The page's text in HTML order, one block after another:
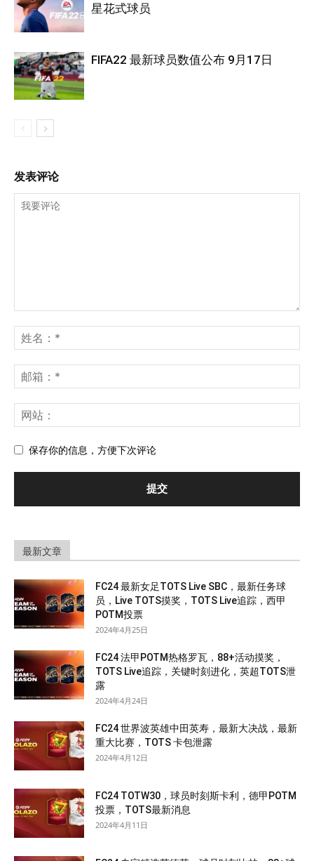
星花式球员
FIFA22 最新球员数值公布 9月17日
发表评论
保存你的信息，方便下次评论
最新文章
FC24 最新女足TOTS Live SBC，最新任务球
员，Live TOTS摸奖，TOTS Live追踪，西甲
POTM投票
2024年4月25日
FC24 法甲POTM热格罗瓦，88+活动摸奖，
TOTS Live追踪，关键时刻进化，英超TOTS泄
露
2024年4月24日
FC24 世界波英雄中田英寿，最新大决战，最新
重大比赛，TOTS 卡包泄露
2024年4月12日
FC24 TOTW30，球员时刻斯卡利，德甲POTM
投票，TOTS最新消息
2024年4月11日